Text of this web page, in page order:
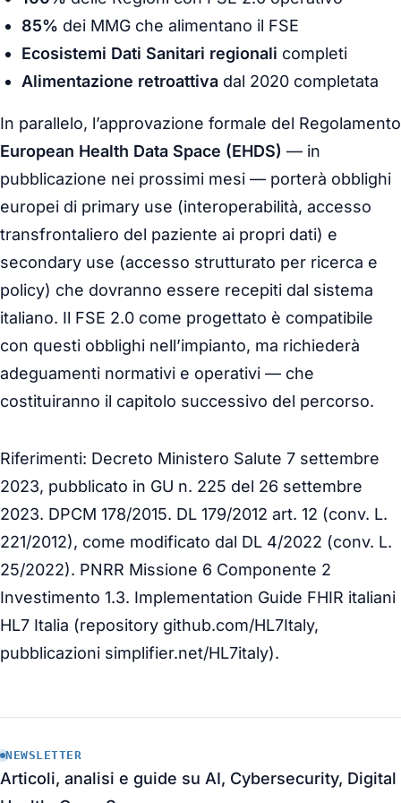
85% dei MMG che alimentano il FSE
Ecosistemi Dati Sanitari regionali completi
Alimentazione retroattiva dal 2020 completata
In parallelo, l’approvazione formale del Regolamento
European Health Data Space (EHDS) — in
pubblicazione nei prossimi mesi — porterà obblighi
europei di primary use (interoperabilità, accesso
transfrontaliero del paziente ai propri dati) e
secondary use (accesso strutturato per ricerca e
policy) che dovranno essere recepiti dal sistema
italiano. Il FSE 2.0 come progettato è compatibile
con questi obblighi nell’impianto, ma richiederà
adeguamenti normativi e operativi — che
costituiranno il capitolo successivo del percorso.
Riferimenti: Decreto Ministero Salute 7 settembre
2023, pubblicato in GU n. 225 del 26 settembre
2023. DPCM 178/2015. DL 179/2012 art. 12 (conv. L.
221/2012), come modificato dal DL 4/2022 (conv. L.
25/2022). PNRR Missione 6 Componente 2
Investimento 1.3. Implementation Guide FHIR italiani
HL7 Italia (repository github.com/HL7Italy,
pubblicazioni simplifier.net/HL7italy).
NEWSLETTER
Articoli, analisi e guide su AI, Cybersecurity, Digital